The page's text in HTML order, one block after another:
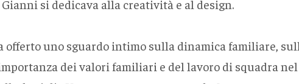
si dedicava alla creatività e al design.
offerto uno sguardo intimo sulla dinamica familiare,
dei valori familiari e del lavoro di squadra